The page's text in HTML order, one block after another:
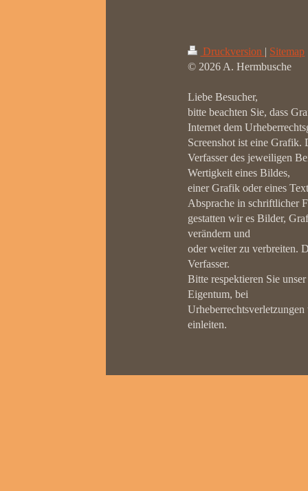
Druckversion | Sitemap
© 2026 A. Hermbusche
Liebe Besucher,
bitte beachten Sie, dass
Internet dem
Screenshot ist eine
Verfasser des jeweiligen
Wertigkeit eines Bildes,
einer Grafik oder eines
Absprache in schriftlicher
gestatten wir es Bilder,
verändern und
oder weiter zu verbreiten.
Verfasser.
Bitte respektieren Sie
Eigentum, bei
einleiten.